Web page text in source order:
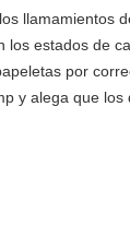
llamamientos
los estados de
por
y alega que los